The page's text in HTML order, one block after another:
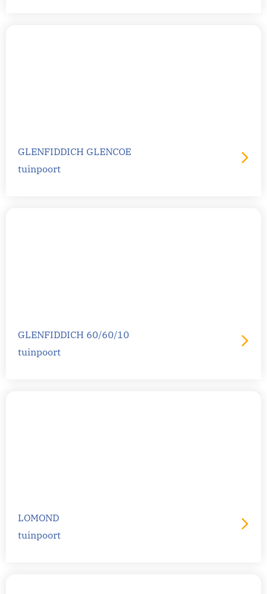
GLENFIDDICH GLENCOE
tuinpoort
GLENFIDDICH 60/60/10
tuinpoort
LOMOND
tuinpoort